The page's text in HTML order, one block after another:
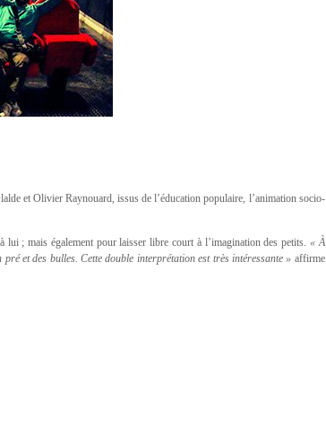
et Olivier Raynouard, issus de l’éducation populaire, l’animation socio-
; mais également pour laisser libre court à l’imagination des petits. « À
et des bulles. Cette double interprétation est très intéressante » affirme